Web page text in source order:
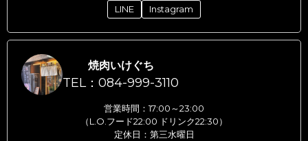
LINE Instagram
焼肉いけぐち
TEL：084-999-3110
営業時間：17:00～23:00
（L.O.フード22:00 ドリンク22:30）
定休日：第三水曜日